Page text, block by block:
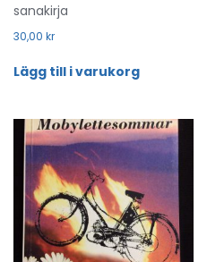
sanakirja
30,00 kr
Lägg till i varukorg